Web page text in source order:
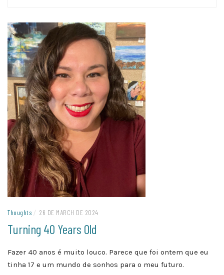
Thoughts / 26 DE MARCH DE 2024
Turning 40 Years Old
Fazer 40 anos é muito louco. Parece que foi ontem que eu
tinha 17 e um mundo de sonhos para o meu futuro.